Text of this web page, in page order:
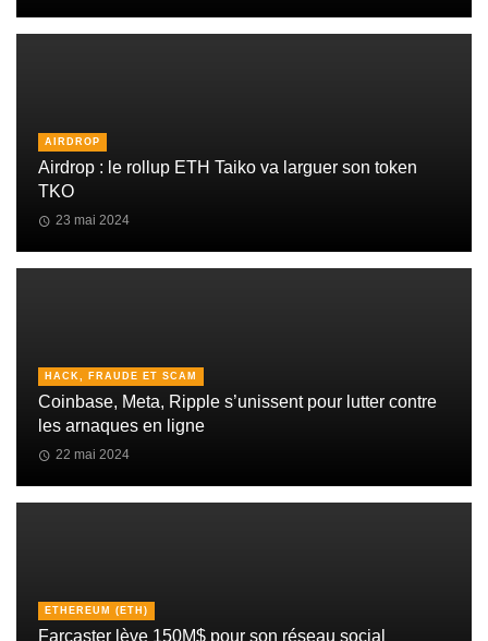
AIRDROP
Airdrop : le rollup ETH Taiko va larguer son token
TKO
23 mai 2024
HACK, FRAUDE ET SCAM
Coinbase, Meta, Ripple s’unissent pour lutter contre
les arnaques en ligne
22 mai 2024
ETHEREUM (ETH)
Farcaster lève 150M$ pour son réseau social